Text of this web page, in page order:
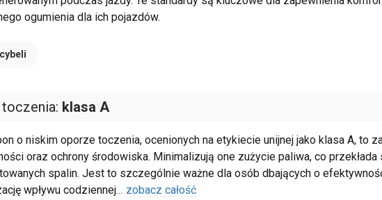
ogumienia dla ich pojazdów.
klasa A
o niskim oporze toczenia, ocenionych na etykiecie unijnej jako klasa A, to
oraz ochrony środowiska. Minimalizują one zużycie paliwa, co przekłada
spalin. Jest to szczególnie ważne dla osób dbających o
wpływu codziennej... zobacz całość